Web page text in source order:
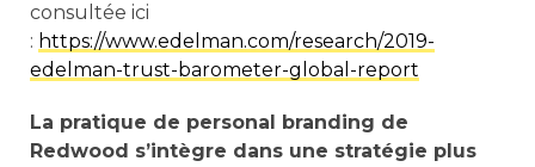
consultée ici
: https://www.edelman.com/research/2019-
edelman-trust-barometer-global-report
La pratique de personal branding de
Redwood s’intègre dans une stratégie plus